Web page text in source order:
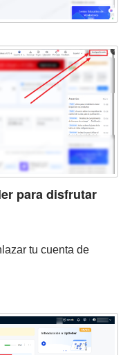
para disfrutar
tu cuenta de